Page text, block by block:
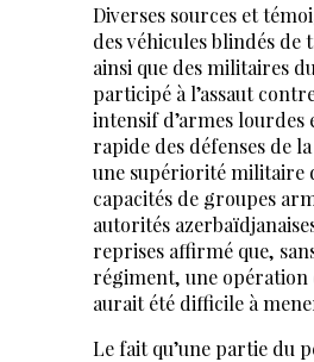
Diverses sources et
des véhicules blindés
ainsi que des militaires
participé à l’assaut
intensif d’armes lourdes
rapide des défenses de
une supériorité militaire
capacités de groupes
autorités
reprises affirmé que,
régiment, une opération
aurait été difficile à
Le fait qu’une partie du